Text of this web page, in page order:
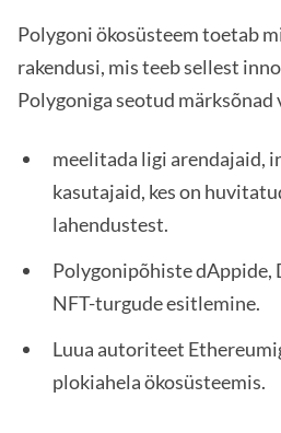
Polygoni ökosüsteem toetab
rakendusi, mis teeb sellest
Polygoniga seotud
meelitada ligi arendajaid,
kasutajaid, kes on
lahendustest.
Polygonipõhiste dAppide,
NFT-turgude esitlemine.
Luua autoriteet
plokiahela ökosüsteemis.